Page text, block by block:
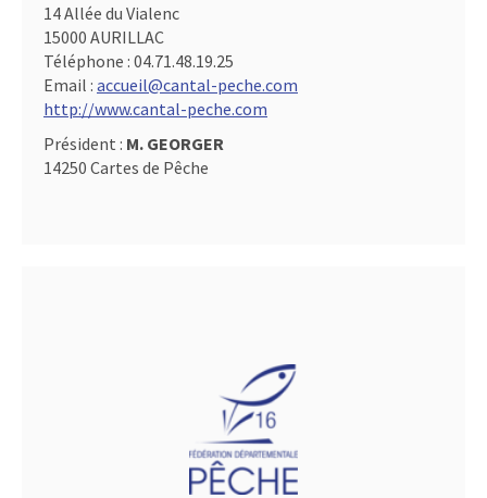
14 Allée du Vialenc
15000 AURILLAC
Téléphone : 04.71.48.19.25
Email : accueil@cantal-peche.com
http://www.cantal-peche.com
Président : M. GEORGER
14250 Cartes de Pêche